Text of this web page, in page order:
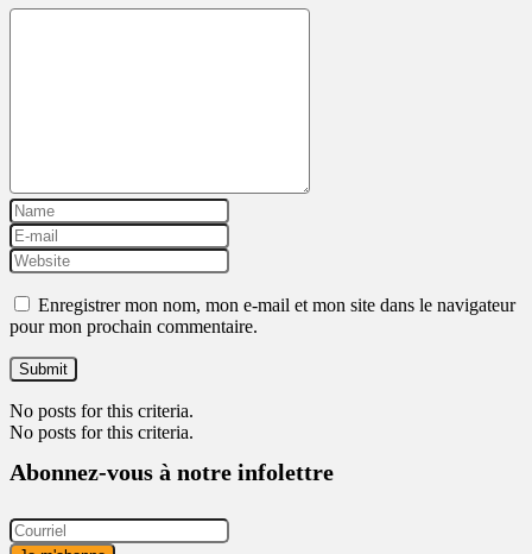
Enregistrer mon nom, mon e-mail et mon site dans le navigateur
pour mon prochain commentaire.
No posts for this criteria.
No posts for this criteria.
Abonnez-vous à notre infolettre